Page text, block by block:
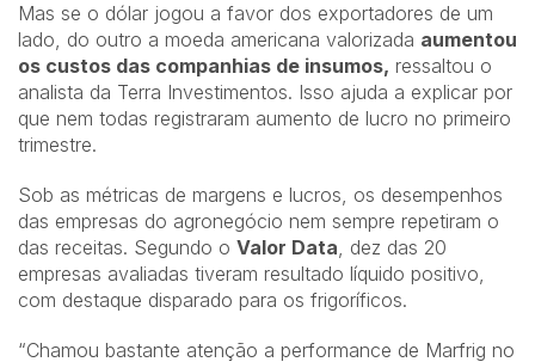
Mas se o dólar jogou a favor dos exportadores de um
lado, do outro a moeda americana valorizada aumentou
os custos das companhias de insumos, ressaltou o
analista da Terra Investimentos. Isso ajuda a explicar por
que nem todas registraram aumento de lucro no primeiro
trimestre.
Sob as métricas de margens e lucros, os desempenhos
das empresas do agronegócio nem sempre repetiram o
das receitas. Segundo o Valor Data, dez das 20
empresas avaliadas tiveram resultado líquido positivo,
com destaque disparado para os frigoríficos.
“Chamou bastante atenção a performance de Marfrig no